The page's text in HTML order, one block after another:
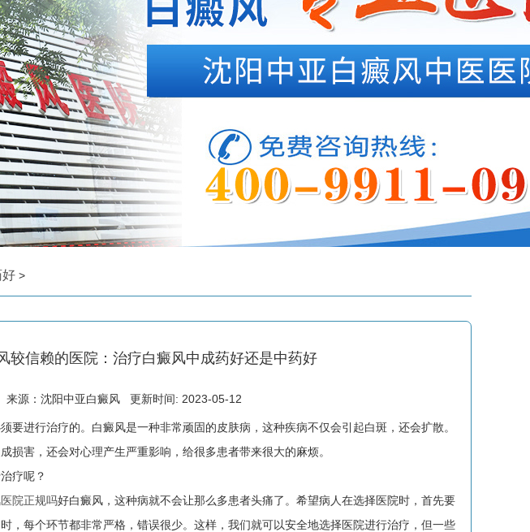
好 >
较信赖的医院：治疗白癜风中成药好还是中药好
来源：沈阳中亚白癜风 更新时间: 2023-05-12
进行治疗的。白癜风是一种非常顽固的皮肤病，这种疾病不仅会引起白斑，还会扩散。
损害，还会对心理产生严重影响，给很多患者带来很大的麻烦。
疗呢？
院正规吗好白癜风，这种病就不会让那么多患者头痛了。希望病人在选择医院时，首先要
，每个环节都非常严格，错误很少。这样，我们就可以安全地选择医院进行治疗，但一些